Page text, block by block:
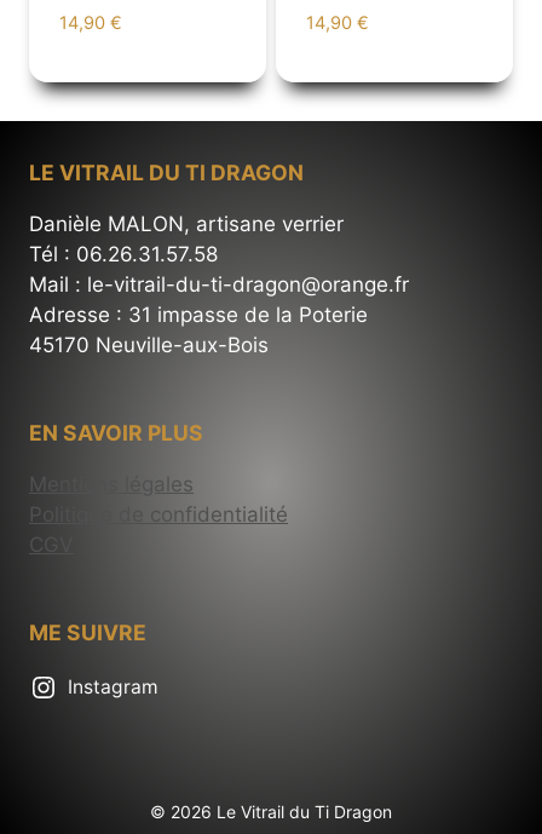
14,90 € 14,90 €
LE VITRAIL DU TI DRAGON
Danièle MALON, artisane verrier
Tél : 06.26.31.57.58
Mail : le-vitrail-du-ti-dragon@orange.fr
Adresse : 31 impasse de la Poterie
45170 Neuville-aux-Bois
EN SAVOIR PLUS
Mentions légales
Politique de confidentialité
CGV
ME SUIVRE
Instagram
© 2026 Le Vitrail du Ti Dragon